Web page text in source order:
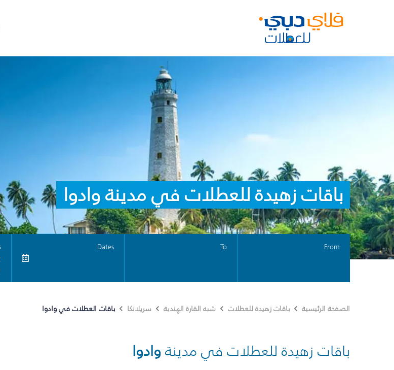
باقات زهيدة للعطلات في مدينة وادوا
From
To
Dates
الصفحة الرئيسية باقات زهيدة للعطلات شبه القارة الهندية سريلانكا باقات العطلات في وادوا
باقات زهيدة للعطلات في مدينة وادوا